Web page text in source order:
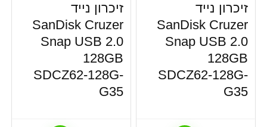
זיכרון נייד
SanDisk Cruzer
Snap USB 2.0
128GB
SDCZ62-128G-
G35
זיכרון נייד
SanDisk Cruzer
Snap USB 2.0
128GB
SDCZ62-128G-
G35